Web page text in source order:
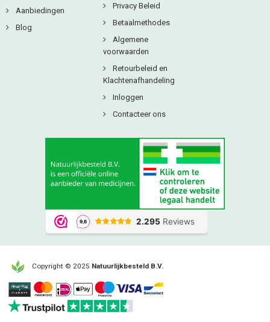
Aanbiedingen
Blog
Privacy Beleid
Betaalmethodes
Algemene
voorwaarden
Retourbeleid en
Klachtenafhandeling
Inloggen
Contacteer ons
Copyright © 2025 Natuurlijkbesteld B.V.